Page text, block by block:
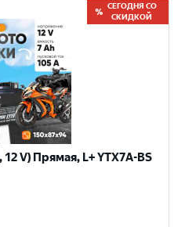
СЕГОДНЯ СО
СКИДКОЙ
V) Прямая, L+ YTX7A-BS